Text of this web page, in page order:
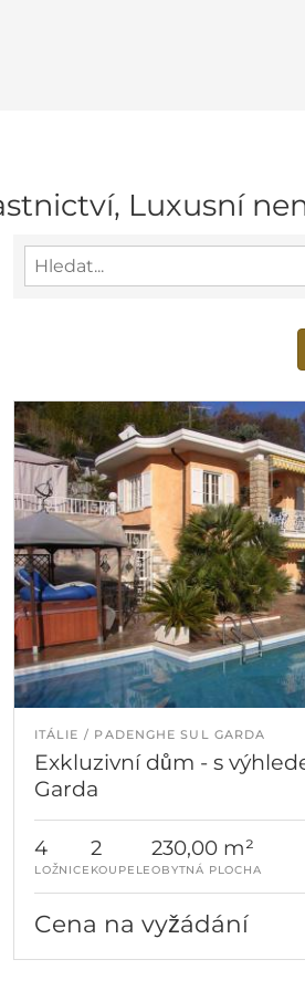
Luxusní
E-mailová adresa*
ITÁLIE PADENGHE SUL GARDA
Exkluzivní dům - s
Garda
4
LOŽNICE
2
KOUPELE
230,00 m²
OBYTNÁ PLOCHA
Cena na vyžádání